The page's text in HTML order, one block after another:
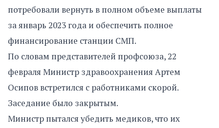
потребовали вернуть в полном объеме выплаты
за январь 2023 года и обеспечить полное
финансирование станции СМП.
По словам представителей профсоюза, 22
февраля Министр здравоохранения Артем
Осипов встретился с работниками скорой.
Заседание было закрытым.
Министр пытался убедить медиков, что их